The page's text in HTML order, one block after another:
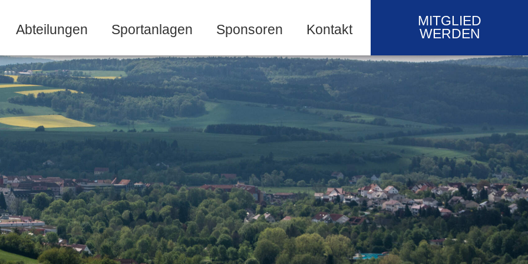
Abteilungen Sportanlagen Sponsoren Kontakt
MITGLIED
WERDEN